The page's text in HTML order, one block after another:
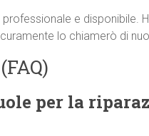
e disponibile.
lo chiamerò di
per la